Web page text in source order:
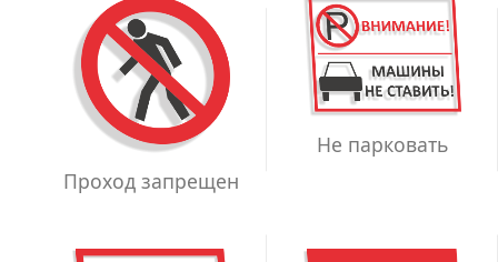
Проход запрещен
Не парковать